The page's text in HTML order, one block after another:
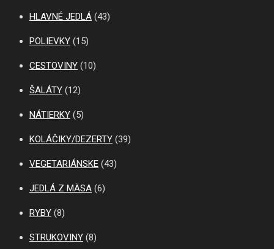
HLAVNÉ JEDLÁ (43)
POLIEVKY (15)
CESTOVINY (10)
ŠALÁTY (12)
NÁTIERKY (5)
KOLÁČIKY/DEZERTY (39)
VEGETARIÁNSKE (43)
JEDLÁ Z MÄSA (6)
RYBY (8)
STRUKOVINY (8)